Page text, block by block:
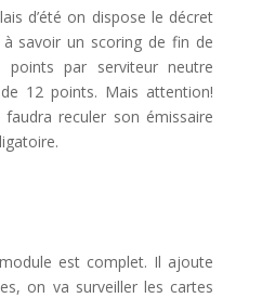
d’été on dispose le décret
savoir un scoring de fin de
par serviteur neutre
12 points. Mais attention!
reculer son émissaire
est complet. Il ajoute
on va surveiller les cartes